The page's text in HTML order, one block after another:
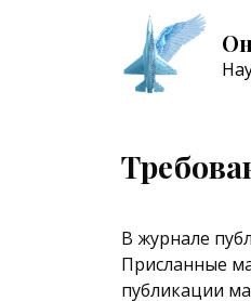
В журнале
Присланные
публикации